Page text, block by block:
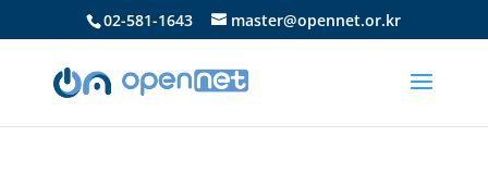
02-581-1643 master@opennet.or.kr